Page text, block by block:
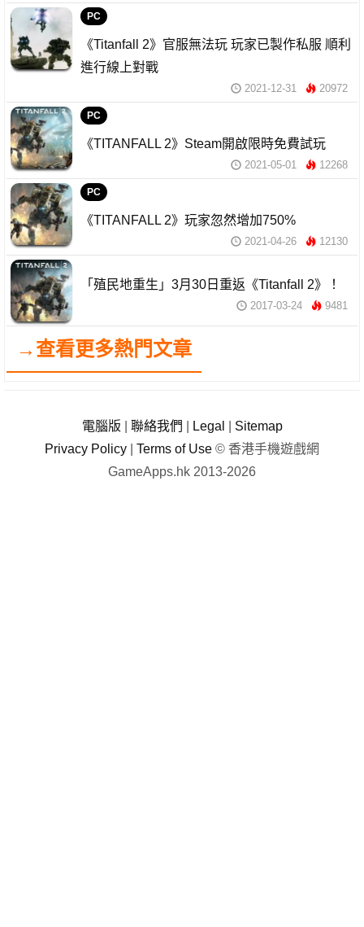
PC
《Titanfall 2》官服無法玩 玩家已製作私服 順利
進行線上對戰
2021-12-31 20972
PC
《TITANFALL 2》Steam開啟限時免費試玩
2021-05-01 12268
PC
《TITANFALL 2》玩家忽然增加750%
2021-04-26 12130
「殖民地重生」3月30日重返《Titanfall 2》！
2017-03-24 9481
→查看更多熱門文章
電腦版 聯絡我們 Legal
Sitemap
Privacy Policy
Terms of Use © 香港手機遊戲網
GameApps.hk 2013-2026